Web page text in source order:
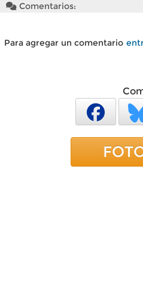
Comentarios:
Para agregar un comentario